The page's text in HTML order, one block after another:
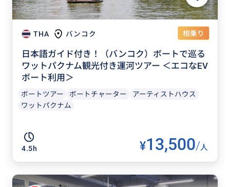
THA バンコク 相乗り
日本語ガイド付き！（バンコク）ボートで巡る
ワットパクナム観光付き運河ツアー ＜エコなEV
ボート利用＞
ボートツアー ボートチャーター
アーティストハウス
ワットパクナム
4.5h ¥13,500/人